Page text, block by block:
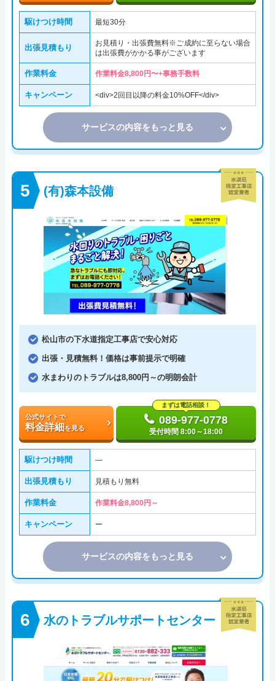
駆けつけ時間 最短30分
出張見積もり
お見積り・出張費無料※ご成約に至らない場合
は出張費がかかる事がございます
作業料金 作業料金8,800円〜+事務手数料
キャンペーン <div>2回目以降の料金10%OFF</div>
サービスの内容をもっと見る
(有)森本設備
松山市の下水道指定工事店で安心対応
出張・見積無料！価格は事前提示で明確
水まわりのトラブルは8,800円～の明朗会計
公式サイトで
料金詳細を見る
まずは電話相談！
089-977-0778
受付時間 8:00～18:00
駆けつけ時間 ―
出張見積もり 見積もり無料
作業料金 作業料金8,800円～
キャンペーン ー
サービスの内容をもっと見る
水のトラブルサポートセンター